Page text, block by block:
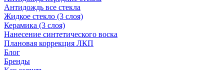
Антидождь все стекла
Жидкое стекло (3 слоя)
Керамика (3 слоя)
Нанесение синтетического воска
Плановая коррекция ЛКП
Блог
Бренды